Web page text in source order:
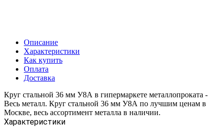
Описание
Характеристики
Как купить
Оплата
Доставка
Круг стальной 36 мм У8А в гипермаркете металлопроката -
Весь металл. Круг стальной 36 мм У8А по лучшим ценам в
Москве, весь ассортимент металла в наличии.
Характеристики